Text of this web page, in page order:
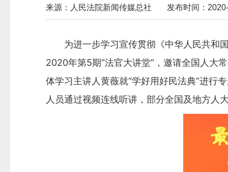
来源：人民法院新闻传媒总社 发布时间：
为进一步学习宣传贯彻《中华人民共和国
2020年第5期“法官大讲堂”，邀请全国人大
体学习主讲人黄薇就“学好用好民法典”进行
人员通过视频连线听讲，部分全国及地方人